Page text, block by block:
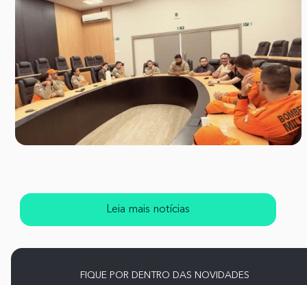
Leia mais notícias
FIQUE POR DENTRO DAS NOVIDADES